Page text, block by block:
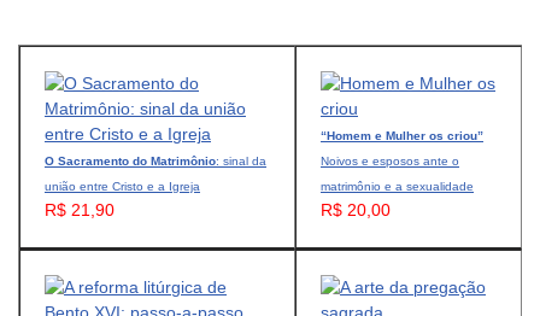
O Sacramento do Matrimônio: sinal da
união entre Cristo e a Igreja
R$ 21,90
“Homem e Mulher os criou”
Noivos e esposos ante o
matrimônio e a sexualidade
R$ 20,00